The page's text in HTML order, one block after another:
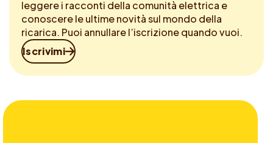
leggere i racconti della comunità elettrica e
conoscere le ultime novità sul mondo della
ricarica. Puoi annullare l’iscrizione quando vuoi.
Iscrivimi